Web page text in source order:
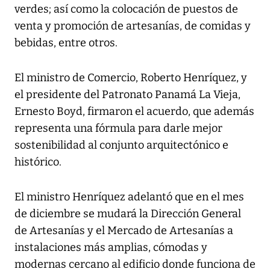
verdes; así como la colocación de puestos de
venta y promoción de artesanías, de comidas y
bebidas, entre otros.
El ministro de Comercio, Roberto Henríquez, y
el presidente del Patronato Panamá La Vieja,
Ernesto Boyd, firmaron el acuerdo, que además
representa una fórmula para darle mejor
sostenibilidad al conjunto arquitectónico e
histórico.
El ministro Henríquez adelantó que en el mes
de diciembre se mudará la Dirección General
de Artesanías y el Mercado de Artesanías a
instalaciones más amplias, cómodas y
modernas cercano al edificio donde funciona de